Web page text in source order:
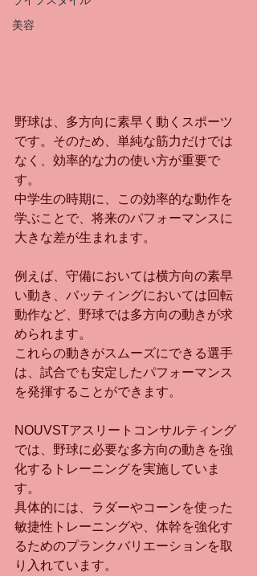
美容
野球は、多方向に素早く動くスポーツ
です。そのため、単純な筋力だけでは
なく、効率的な力の使い方が重要で
す。
中学生の時期に、この効率的な動作を
学ぶことで、将来のパフォーマンスに
大きな差が生まれます。
例えば、守備においては横方向の素早
い動き、バッティングにおいては回転
動作など、野球では多方向の動きが求
められます。
これらの動きがスムーズにできる選手
は、試合でも安定したパフォーマンス
を発揮することができます。
NOUVSTアスリートコンサルティング
では、野球に必要な多方向の動きを強
化するトレーニングを実施していま
す。
具体的には、ラダーやコーンを使った
敏捷性トレーニングや、体幹を強化す
るためのプランクバリエーションを取
り入れています。